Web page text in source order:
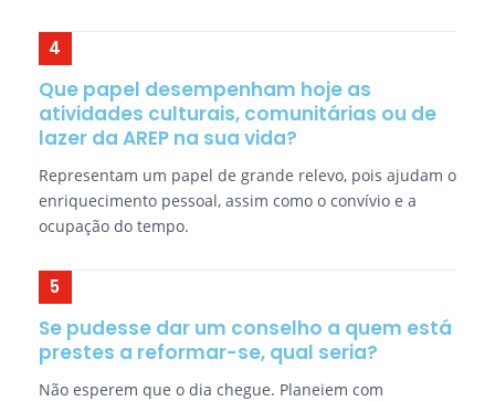
Que papel desempenham hoje as
atividades culturais, comunitárias ou de
lazer da AREP na sua vida?
Representam um papel de grande relevo, pois ajudam o
enriquecimento pessoal, assim como o convívio e a
ocupação do tempo.
Se pudesse dar um conselho a quem está
prestes a reformar-se, qual seria?
Não esperem que o dia chegue. Planeiem com